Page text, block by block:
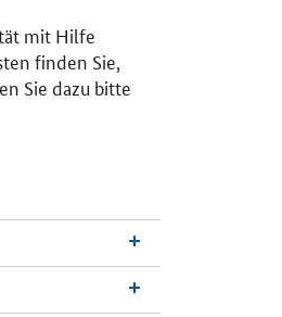
mit Hilfe
finden Sie,
Sie dazu bitte